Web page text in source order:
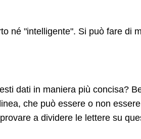
né "intelligente". Si può fare di
dati in maniera più concisa?
che può essere o non
a dividere le lettere su